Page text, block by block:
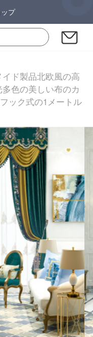
プ
ド製品北欧風の高
色の美しい布のカ
ック式の1メートル